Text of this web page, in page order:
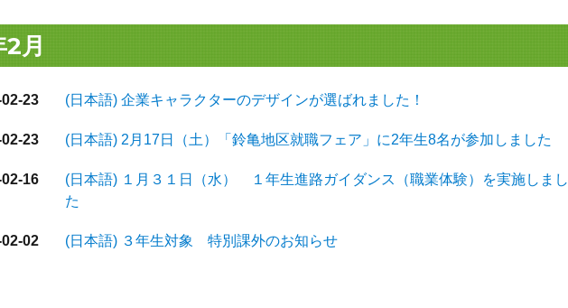
月
23 (日本語) 企業キャラクターのデザインが選ばれました！
23 (日本語) 2月17日（土）「鈴亀地区就職フェア」に2年生8名が参加しました
16
(日本語) １月３１日（水） １年生進路ガイダンス（職業体験）を実施しまし
た
02 (日本語) ３年生対象 特別課外のお知らせ